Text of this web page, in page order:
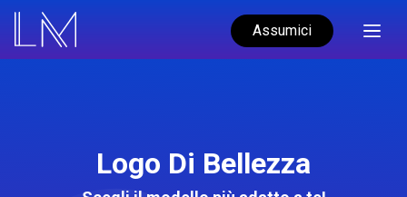
Assumici
Logo Di Bellezza